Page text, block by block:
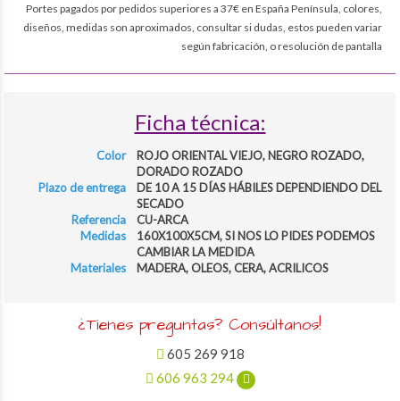
Portes pagados por pedidos superiores a 37€ en España Península, colores,
diseños, medidas son aproximados, consultar si dudas, estos pueden variar
según fabricación, o resolución de pantalla
Ficha técnica:
Color
ROJO ORIENTAL VIEJO, NEGRO ROZADO,
DORADO ROZADO
Plazo de entrega
DE 10 A 15 DÍAS HÁBILES DEPENDIENDO DEL
SECADO
Referencia
CU-ARCA
Medidas
160X100X5CM, SI NOS LO PIDES PODEMOS
CAMBIAR LA MEDIDA
Materiales
MADERA, OLEOS, CERA, ACRILICOS
¿Tienes preguntas? Consúltanos!
605 269 918
606 963 294